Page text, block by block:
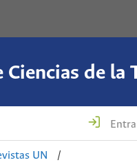
Ciencias de la
UN
/